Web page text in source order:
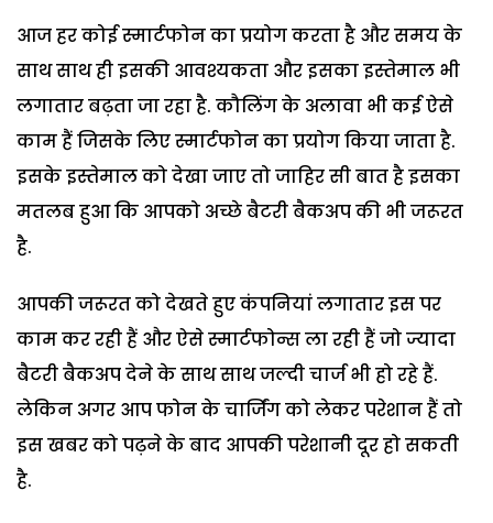
आज हर कोई स्मार्टफोन का प्रयोग करता है और समय के
साथ साथ ही इसकी आवश्यकता और इसका इस्तेमाल भी
लगातार बढ़ता जा रहा है. कौलिंग के अलावा भी कई ऐसे
काम हैं जिसके लिए स्मार्टफोन का प्रयोग किया जाता है.
इसके इस्तेमाल को देखा जाए तो जाहिर सी बात है इसका
मतलब हुआ कि आपको अच्छे बैटरी बैकअप की भी जरूरत
है.
आपकी जरूरत को देखते हुए कंपनियां लगातार इस पर
काम कर रही हैं और ऐसे स्मार्टफोन्स ला रही हैं जो ज्यादा
बैटरी बैकअप देने के साथ साथ जल्दी चार्ज भी हो रहे हैं.
लेकिन अगर आप फोन के चार्जिंग को लेकर परेशान हैं तो
इस खबर को पढ़ने के बाद आपकी परेशानी दूर हो सकती
है.